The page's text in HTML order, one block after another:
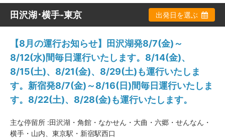
田沢湖･横手-東京 出発日を選ぶ
【8月の運行お知らせ】田沢湖発8/7(金)～
8/12(水)間毎日運行いたします。8/14(金)、
8/15(土)、8/21(金)、8/29(土)も運行いたしま
す。新宿発8/7(金)～8/16(日)間毎日運行いたしま
す。8/22(土)、8/28(金)も運行いたします。
主な停留所 :田沢湖・角館・なかせん・大曲・六郷・せんなん・
横手・山内、東京駅・新宿駅西口